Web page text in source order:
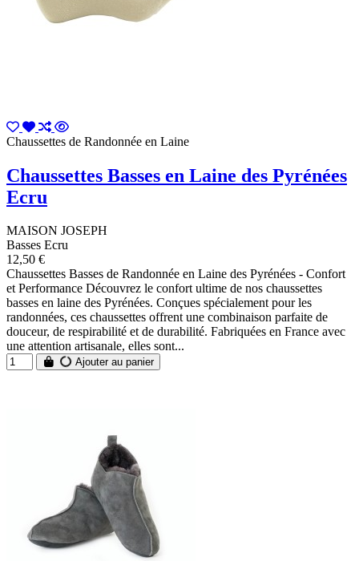
Chaussettes de Randonnée en Laine
Chaussettes Basses en Laine des Pyrénées
Ecru
MAISON JOSEPH
Basses Ecru
12,50 €
Chaussettes Basses de Randonnée en Laine des Pyrénées - Confort
et Performance Découvrez le confort ultime de nos chaussettes
basses en laine des Pyrénées. Conçues spécialement pour les
randonnées, ces chaussettes offrent une combinaison parfaite de
douceur, de respirabilité et de durabilité. Fabriquées en France avec
une attention artisanale, elles sont...
Ajouter au panier